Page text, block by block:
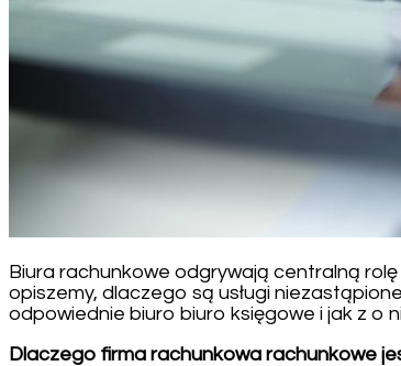
Biura rachunkowe odgrywają centralną
opiszemy, dlaczego są usługi
odpowiednie biuro biuro księgowe i jak z o
Dlaczego firma rachunkowa rachunkowe